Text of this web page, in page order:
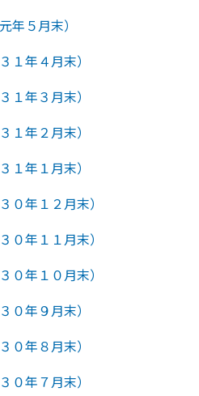
年５月末）
１年４月末）
１年３月末）
１年２月末）
１年１月末）
０年１２月末）
０年１１月末）
０年１０月末）
０年９月末）
０年８月末）
０年７月末）